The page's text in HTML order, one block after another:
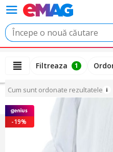
Filtreaza 1
Cum sunt ordonate rezultatele
-19%